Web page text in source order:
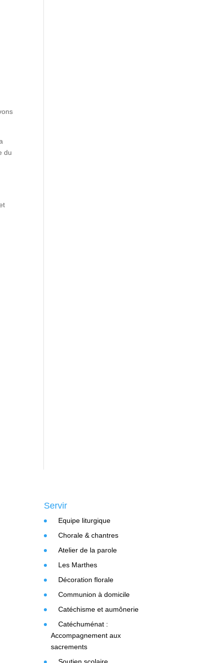
du
Servir
Equipe liturgique
Chorale & chantres
Atelier de la parole
Les Marthes
Décoration florale
Communion à domicile
Catéchisme et aumônerie
Catéchuménat :
Accompagnement aux
sacrements